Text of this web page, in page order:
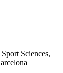
Sciences,